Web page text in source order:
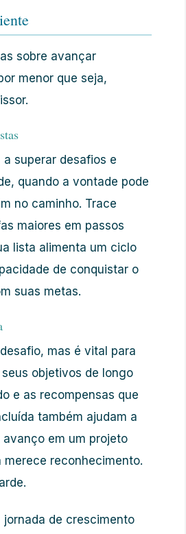
sobre avançar
menor que seja,
superar desafios e
quando a vontade pode
no caminho. Trace
maiores em passos
lista alimenta um ciclo
de conquistar o
suas metas.
mas é vital para
objetivos de longo
e as recompensas que
também ajudam a
em um projeto
reconhecimento.
.
de crescimento